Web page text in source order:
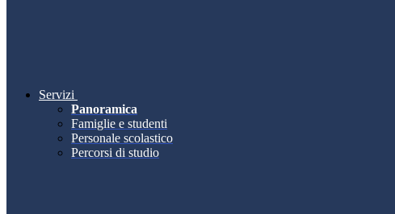
Servizi
Panoramica
Famiglie e studenti
Personale scolastico
Percorsi di studio